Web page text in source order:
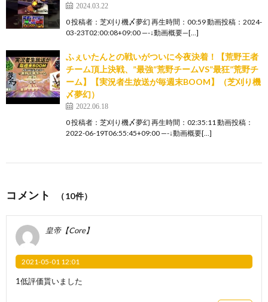
2024.03.22
0 投稿者：芝刈り機〆夢幻 再生時間：00:59 動画投稿：2024-
03-23T02:00:08+09:00 —-↓動画概要—[…]
ふぇいたんとの戦いがついに今夜決着！【荒野王者
チーム頂上決戦、”最強”荒野チームVS”最狂”荒野チ
ーム】【実況者生放送が毎週末BOOM】（芝刈り機
〆夢幻）
2022.06.18
0 投稿者：芝刈り機〆夢幻 再生時間：02:35:11 動画投稿：
2022-06-19T06:55:45+09:00 —-↓動画概要[…]
コメント （10件）
皇帝【Core】
2021-05-01 12:01
1低評価貰いました